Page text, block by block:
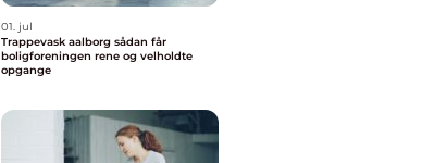
01. jul
Trappevask aalborg sådan får
boligforeningen rene og velholdte
opgange